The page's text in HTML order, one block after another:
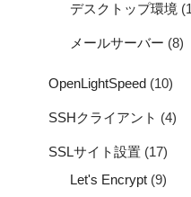
デスクトップ環境
メールサーバー (8)
OpenLightSpeed (10)
SSHクライアント (4)
SSLサイト設置 (17)
Let's Encrypt (9)